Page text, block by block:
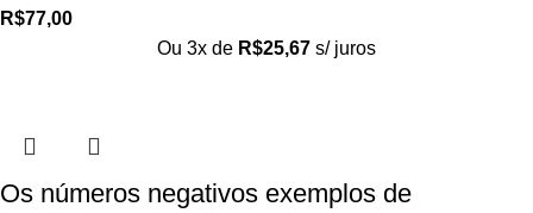
R$77,00
Ou 3x de R$25,67 s/ juros
Os números negativos exemplos de